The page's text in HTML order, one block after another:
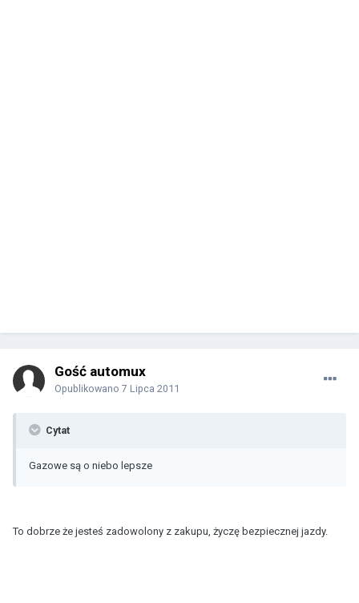
Gość automux
Opublikowano 7 Lipca 2011
Cytat
Gazowe są o niebo lepsze
To dobrze że jesteś zadowolony z zakupu, życzę bezpiecznej jazdy.